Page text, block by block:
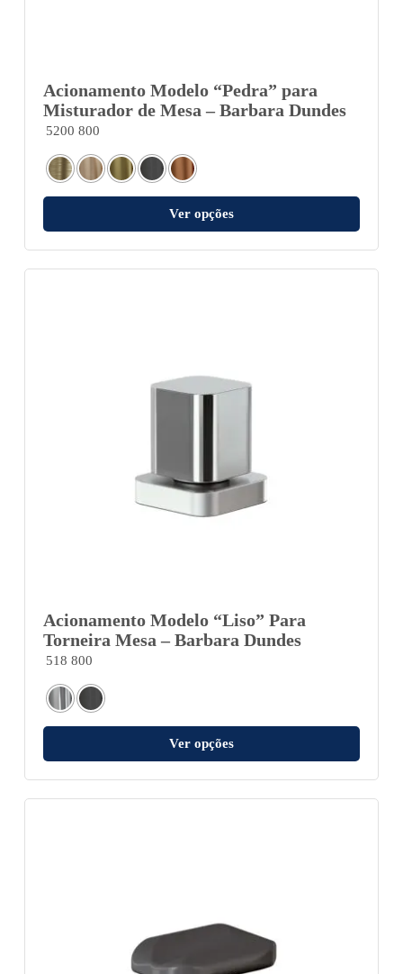
Acionamento Modelo “Pedra” para
Misturador de Mesa – Barbara Dundes
5200 800
Ver opções
Acionamento Modelo “Liso” Para
Torneira Mesa – Barbara Dundes
518 800
Ver opções